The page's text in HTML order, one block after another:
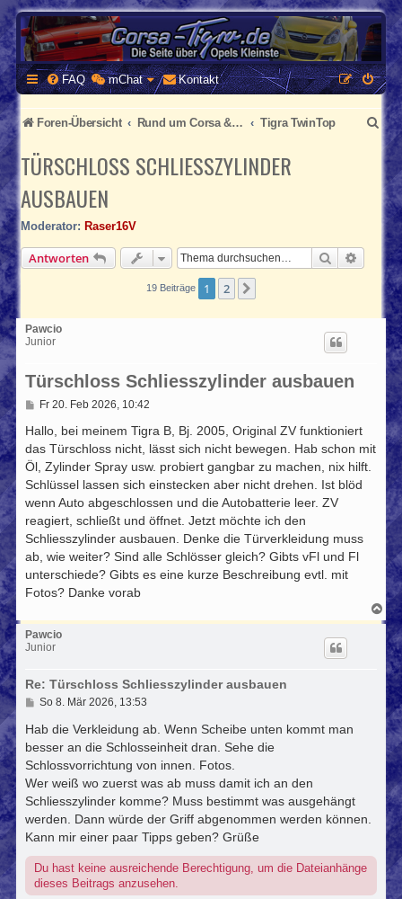
CORSA-TIGRA.DE
Homepage und Forum rund um Opel Corsa und Tigra
FAQ mChat Kontakt
Foren-Übersicht Rund um Corsa & Tigra Tigra TwinTop
S
u
h
TÜRSCHLOSS SCHLIESSZYLINDER
AUSBAUEN
Moderator: Raser16V
Antworten Suche
19 Beiträge 1 2
Pawcio
Junior
Türschloss Schliesszylinder ausbauen
B
i
r
g
Fr 20. Feb 2026, 10:42
Hallo, bei meinem Tigra B, Bj. 2005, Original ZV funktioniert
das Türschloss nicht, lässt sich nicht bewegen. Hab schon mit
Öl, Zylinder Spray usw. probiert gangbar zu machen, nix hilft.
Schlüssel lassen sich einstecken aber nicht drehen. Ist blöd
wenn Auto abgeschlossen und die Autobatterie leer. ZV
reagiert, schließt und öffnet. Jetzt möchte ich den
Schliesszylinder ausbauen. Denke die Türverkleidung muss
ab, wie weiter? Sind alle Schlösser gleich? Gibts vFl und Fl
unterschiede? Gibts es eine kurze Beschreibung evtl. mit
Fotos? Danke vorab
N
a
c
h
o
b
e
n
Pawcio
Junior
Re: Türschloss Schliesszylinder ausbauen
B
i
r
a
g
So 8. Mär 2026, 13:53
Hab die Verkleidung ab. Wenn Scheibe unten kommt man
besser an die Schlosseinheit dran. Sehe die
Schlossvorrichtung von innen. Fotos.
Wer weiß wo zuerst was ab muss damit ich an den
Schliesszylinder komme? Muss bestimmt was ausgehängt
werden. Dann würde der Griff abgenommen werden können.
Kann mir einer paar Tipps geben? Grüße
Du hast keine ausreichende Berechtigung, um die Dateianhänge
dieses Beitrags anzusehen.